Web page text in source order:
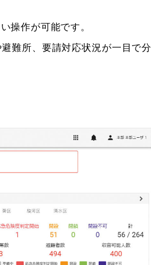
操作が可能です。
難所、要請対応状況が一目で分